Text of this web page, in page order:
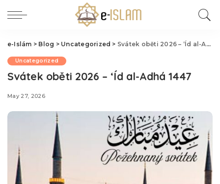
e-Islám > Blog > Uncategorized > Svátek oběti 2026 – ‘Íd al-Adhá 1447
Uncategorized
Svátek oběti 2026 – ‘Íd al-Adhá 1447
May 27, 2026